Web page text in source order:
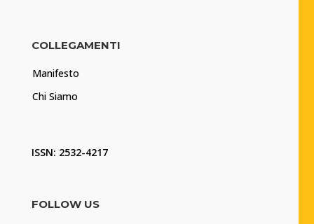
COLLEGAMENTI
Manifesto
Chi Siamo
ISSN: 2532-4217
FOLLOW US